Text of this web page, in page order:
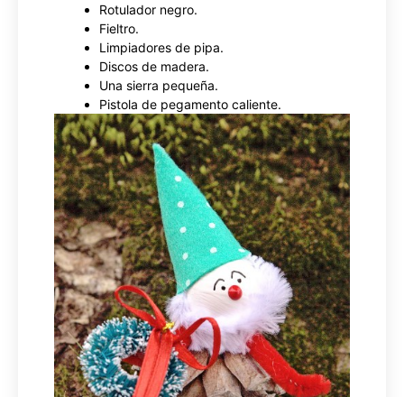
Rotulador negro.
Fieltro.
Limpiadores de pipa.
Discos de madera.
Una sierra pequeña.
Pistola de pegamento caliente.